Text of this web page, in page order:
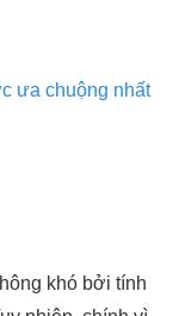
ưa chuộng nhất
khó bởi tính